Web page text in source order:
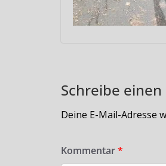
Schreibe
Deine E-Mail-Adresse
Kommentar*